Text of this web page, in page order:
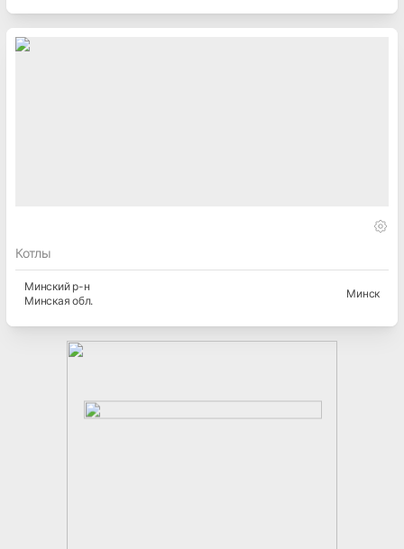
Котлы
Минскийр-н
Минская обл.
Минск